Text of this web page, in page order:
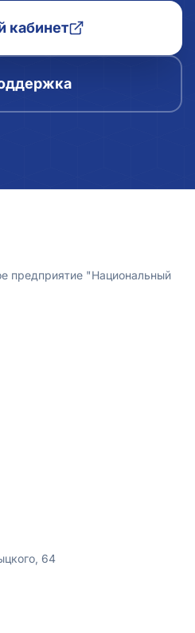
кабинет
предприятие "Национальный
64